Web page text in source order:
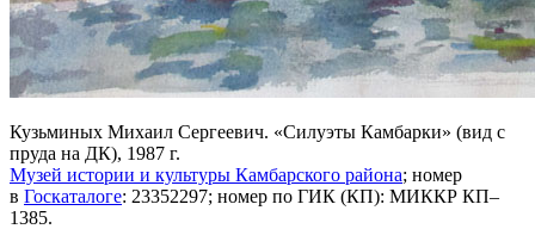
Кузьминых Михаил Сергеевич. «Силуэты Камбарки» (вид с
пруда на ДК), 1987 г.
Музей истории и культуры Камбарского района; номер
в Госкаталоге: 23352297; номер по ГИК (КП): МИККР КП–
1385.